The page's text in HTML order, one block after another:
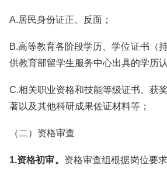
A.居民身份证正、反面；
B.高等教育各阶段学历、学位证书（
供教育部留学生服务中心出具的学历
C.相关职业资格和技能等级证书、获
著以及其他科研成果佐证材料等；
（二）资格审查
1.资格初审。 资格审查组根据岗位要